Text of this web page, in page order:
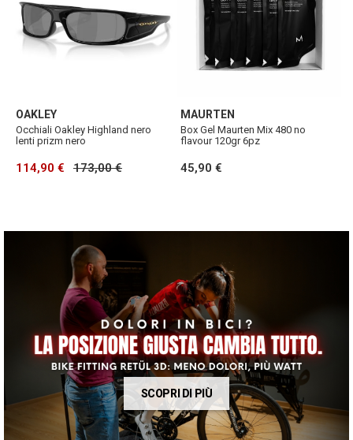
OAKLEY
Occhiali Oakley Highland nero
lenti prizm nero
114,90 € 173,00 €
MAURTEN
Box Gel Maurten Mix 480 no
flavour 120gr 6pz
45,90 €
SCOPRI DI PIÙ